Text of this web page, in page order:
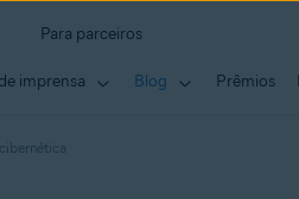
Para parceiros
imprensa Blog Prêmios